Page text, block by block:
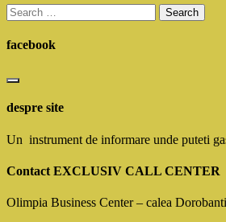
Search
for:
facebook
despre site
Un instrument de informare unde puteti
Contact EXCLUSIV CALL CENTER
Olimpia Business Center – calea